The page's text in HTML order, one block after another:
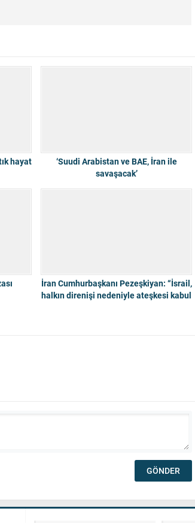
hayat
‘Suudi Arabistan ve BAE, İran ile
savaşacak’
İran Cumhurbaşkanı Pezeşkiyan: “İsrail,
halkın direnişi nedeniyle ateşkesi kabul